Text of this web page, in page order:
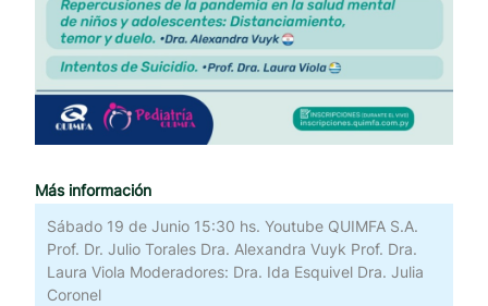
Más información
Sábado 19 de Junio 15:30 hs. Youtube QUIMFA S.A.
Prof. Dr. Julio Torales Dra. Alexandra Vuyk Prof. Dra.
Laura Viola Moderadores: Dra. Ida Esquivel Dra. Julia
Coronel